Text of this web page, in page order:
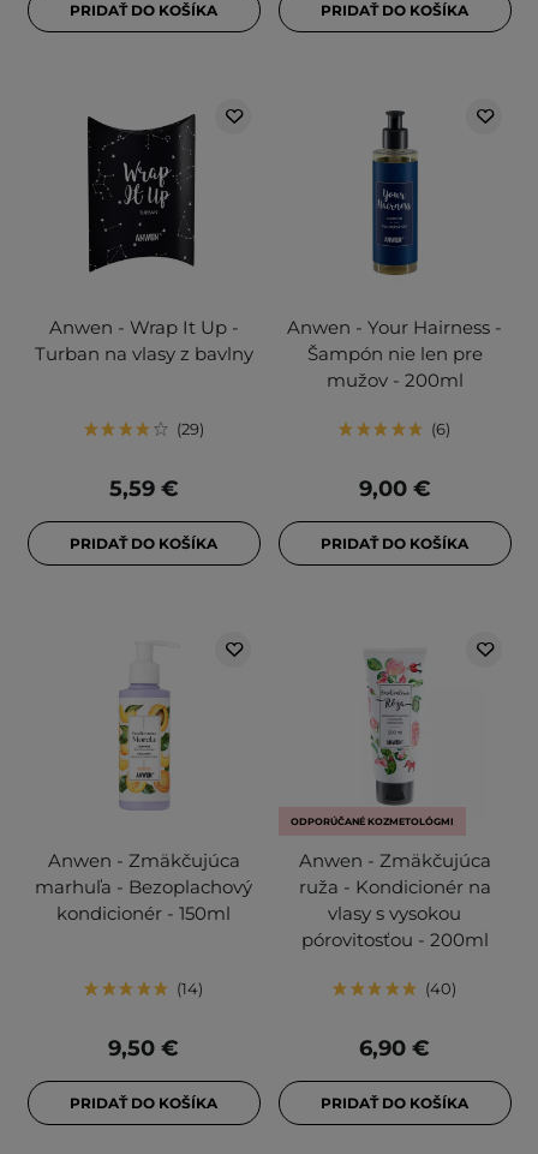
PRIDAŤ DO KOŠÍKA PRIDAŤ DO KOŠÍKA
Anwen - Wrap It Up -
Turban na vlasy z bavlny
29
5,59 €
PRIDAŤ DO KOŠÍKA
Anwen - Your Hairness -
Šampón nie len pre
mužov - 200ml
6
9,00 €
PRIDAŤ DO KOŠÍKA
Anwen - Zmäkčujúca
marhuľa - Bezoplachový
kondicionér - 150ml
14
9,50 €
PRIDAŤ DO KOŠÍKA
ODPORÚČANÉ KOZMETOLÓGMI
Anwen - Zmäkčujúca
ruža - Kondicionér na
vlasy s vysokou
pórovitosťou - 200ml
40
6,90 €
PRIDAŤ DO KOŠÍKA